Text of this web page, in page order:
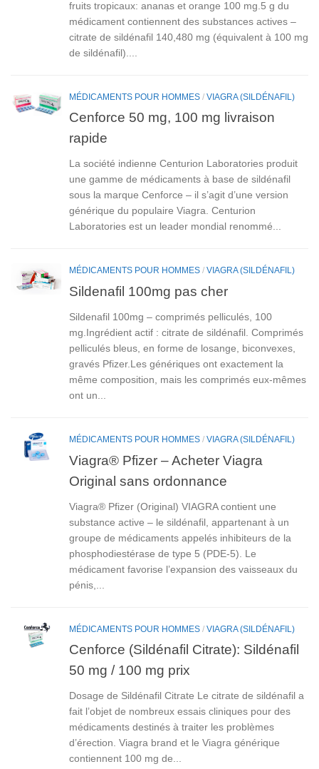
fruits tropicaux: ananas et orange 100 mg.5 g du
médicament contiennent des substances actives –
citrate de sildénafil 140,480 mg (équivalent à 100 mg
de sildénafil)....
MÉDICAMENTS POUR HOMMES / VIAGRA (SILDÉNAFIL)
Cenforce 50 mg, 100 mg livraison
rapide
La société indienne Centurion Laboratories produit
une gamme de médicaments à base de sildénafil
sous la marque Cenforce – il s’agit d’une version
générique du populaire Viagra. Centurion
Laboratories est un leader mondial renommé...
MÉDICAMENTS POUR HOMMES / VIAGRA (SILDÉNAFIL)
Sildenafil 100mg pas cher
Sildenafil 100mg – comprimés pelliculés, 100
mg.Ingrédient actif : citrate de sildénafil. Comprimés
pelliculés bleus, en forme de losange, biconvexes,
gravés Pfizer.Les génériques ont exactement la
même composition, mais les comprimés eux-mêmes
ont un...
MÉDICAMENTS POUR HOMMES / VIAGRA (SILDÉNAFIL)
Viagra® Pfizer – Acheter Viagra
Original sans ordonnance
Viagra® Pfizer (Original) VIAGRA contient une
substance active – le sildénafil, appartenant à un
groupe de médicaments appelés inhibiteurs de la
phosphodiestérase de type 5 (PDE-5). Le
médicament favorise l’expansion des vaisseaux du
pénis,...
MÉDICAMENTS POUR HOMMES / VIAGRA (SILDÉNAFIL)
Cenforce (Sildénafil Citrate): Sildénafil
50 mg / 100 mg prix
Dosage de Sildénafil Citrate Le citrate de sildénafil a
fait l’objet de nombreux essais cliniques pour des
médicaments destinés à traiter les problèmes
d’érection. Viagra brand et le Viagra générique
contiennent 100 mg de...